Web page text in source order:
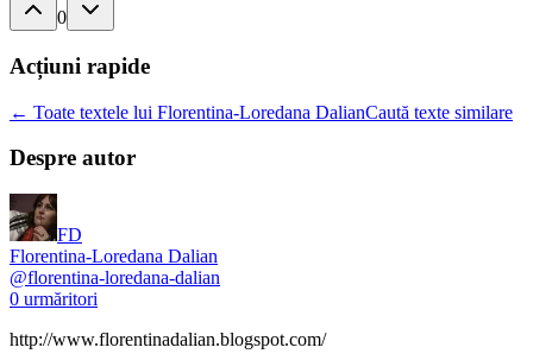
0
Acțiuni rapide
← Toate textele lui Florentina-Loredana DalianCaută texte similare
Despre autor
FD
Florentina-Loredana Dalian
@florentina-loredana-dalian
0 urmăritori
http://www.florentinadalian.blogspot.com/